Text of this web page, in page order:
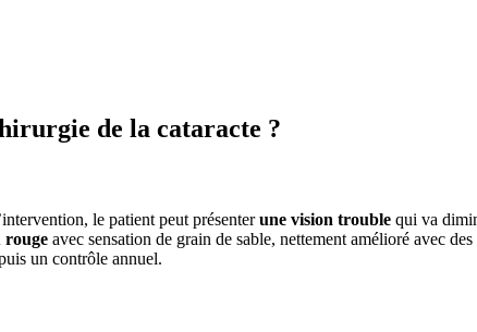
de la cataracte ?
le patient peut présenterune vision trouble qui va
rouge avec sensation de grain de sable, nettement amélioré avec
un contrôle annuel.